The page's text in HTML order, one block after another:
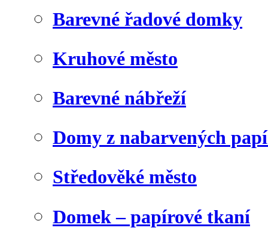
Barevné řadové domky
Kruhové město
Barevné nábřeží
Domy z nabarvených
Středověké město
Domek – papírové tkaní